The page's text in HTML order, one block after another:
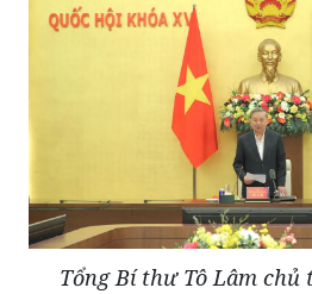
Tổng Bí thư Tô Lâm